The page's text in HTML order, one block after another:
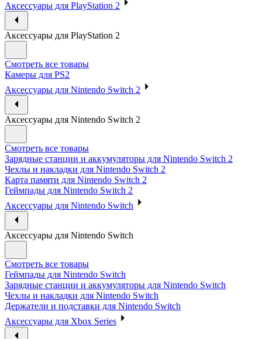
Аксессуары для PlayStation 2
Аксессуары для PlayStation 2
Смотреть все товары
Камеры для PS2
Аксессуары для Nintendo Switch 2
Аксессуары для Nintendo Switch 2
Смотреть все товары
Зарядные станции и аккумуляторы для Nintendo Switch 2
Чехлы и накладки для Nintendo Switch 2
Карта памяти для Nintendo Switch 2
Геймпады для Nintendo Switch 2
Аксессуары для Nintendo Switch
Аксессуары для Nintendo Switch
Смотреть все товары
Геймпады для Nintendo Switch
Зарядные станции и аккумуляторы для Nintendo Switch
Чехлы и накладки для Nintendo Switch
Держатели и подставки для Nintendo Switch
Аксессуары для Xbox Series